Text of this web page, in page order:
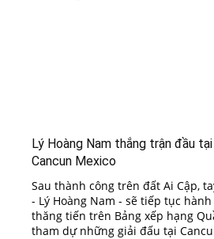
Lý Hoàng Nam thắng trận đầu
Cancun Mexico
Sau thành công trên đất Ai Cập,
- Lý Hoàng Nam - sẽ tiếp tục
thăng tiến trên Bảng xếp hạng
tham dự những giải đấu tại